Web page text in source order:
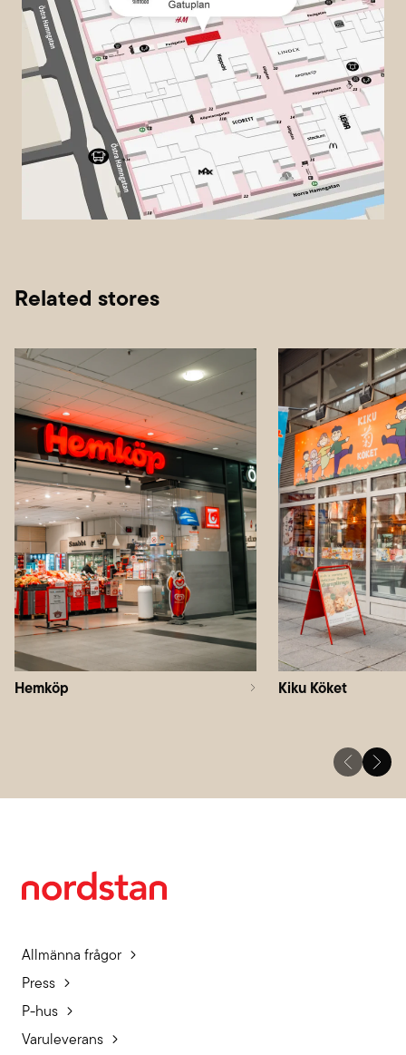
Related stores
Hemköp Kiku Köket
Allmänna frågor
Press
P-hus
Varuleverans